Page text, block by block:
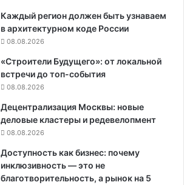
Каждый регион должен быть узнаваем
в архитектурном коде России
08.08.2026
«Строители Будущего»: от локальной
встречи до топ-события
08.08.2026
Децентрализация Москвы: новые
деловые кластеры и редевелопмент
08.08.2026
Доступность как бизнес: почему
инклюзивность — это не
благотворительность, а рынок на 5